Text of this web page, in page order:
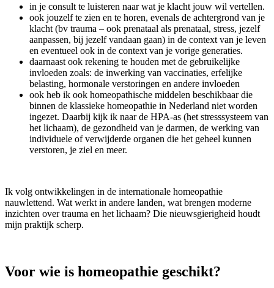
in je consult te luisteren naar wat je klacht jouw wil vertellen.
ook jouzelf te zien en te horen, evenals de achtergrond van je
klacht (bv trauma – ook prenataal als prenataal, stress, jezelf
aanpassen, bij jezelf vandaan gaan) in de context van je leven
en eventueel ook in de context van je vorige generaties.
daarnaast ook rekening te houden met de gebruikelijke
invloeden zoals: de inwerking van vaccinaties, erfelijke
belasting, hormonale verstoringen en andere invloeden
ook heb ik ook homeopathische middelen beschikbaar die
binnen de klassieke homeopathie in Nederland niet worden
ingezet. Daarbij kijk ik naar de HPA-as (het stresssysteem van
het lichaam), de gezondheid van je darmen, de werking van
individuele of verwijderde organen die het geheel kunnen
verstoren, je ziel en meer.
Ik volg ontwikkelingen in de internationale homeopathie
nauwlettend. Wat werkt in andere landen, wat brengen moderne
inzichten over trauma en het lichaam? Die nieuwsgierigheid houdt
mijn praktijk scherp.
Voor wie is homeopathie geschikt?